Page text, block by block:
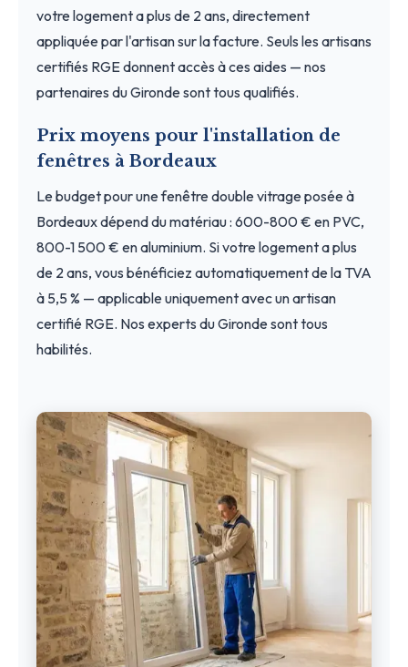
votre logement a plus de 2 ans, directement
appliquée par l'artisan sur la facture. Seuls les artisans
certifiés RGE donnent accès à ces aides — nos
partenaires du Gironde sont tous qualifiés.
Prix moyens pour l'installation de
fenêtres à Bordeaux
Le budget pour une fenêtre double vitrage posée à
Bordeaux dépend du matériau : 600-800 € en PVC,
800-1 500 € en aluminium. Si votre logement a plus
de 2 ans, vous bénéficiez automatiquement de la TVA
à 5,5 % — applicable uniquement avec un artisan
certifié RGE. Nos experts du Gironde sont tous
habilités.